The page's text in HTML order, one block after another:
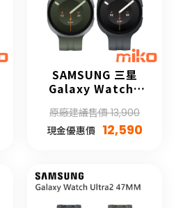
SAMSUNG 三星
Galaxy Watch9
原廠建議售價 13,900
現金優惠價 12,590